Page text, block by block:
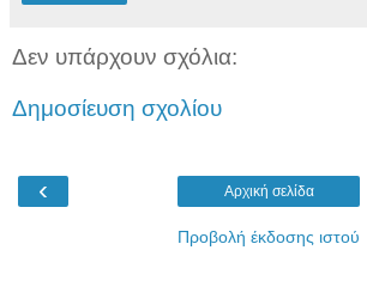
Δεν υπάρχουν σχόλια:
Δημοσίευση σχολίου
‹ Αρχική σελίδα
Προβολή έκδοσης ιστού